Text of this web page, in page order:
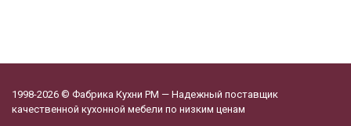
1998-2026 © Фабрика Кухни РМ — Надежный поставщик
качественной кухонной мебели по низким ценам